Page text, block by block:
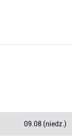
09.08 (niedz.)